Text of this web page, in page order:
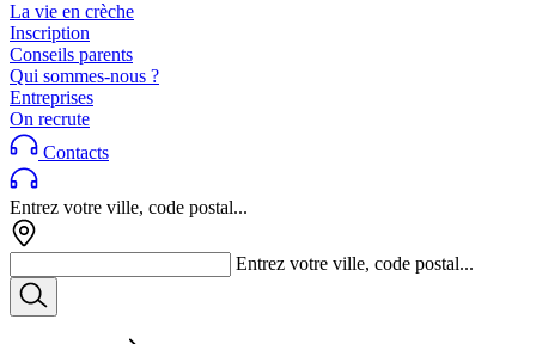
La vie en crèche
Inscription
Conseils parents
Qui sommes-nous ?
Entreprises
On recrute
Contacts
Entrez votre ville, code postal...
Entrez votre ville, code postal...